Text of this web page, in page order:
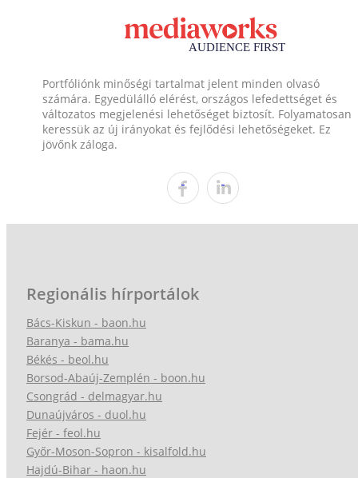
Portfóliónk minőségi tartalmat jelent minden olvasó
számára. Egyedülálló elérést, országos lefedettséget és
változatos megjelenési lehetőséget biztosít. Folyamatosan
keressük az új irányokat és fejlődési lehetőségeket. Ez
jövőnk záloga.
Regionális hírportálok
Bács-Kiskun - baon.hu
Baranya - bama.hu
Békés - beol.hu
Borsod-Abaúj-Zemplén - boon.hu
Csongrád - delmagyar.hu
Dunaújváros - duol.hu
Fejér - feol.hu
Győr-Moson-Sopron - kisalfold.hu
Hajdú-Bihar - haon.hu